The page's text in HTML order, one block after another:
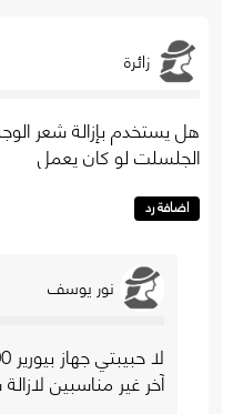
زائرة
هل يستخدم بإزالة شعر
الجلسلت لو كان يعمل
اضافة رد
نور يوسف
آخر غير مناسبين